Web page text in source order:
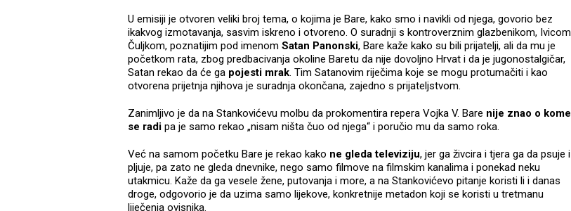
U emisiji je otvoren veliki broj tema, o kojima je Bare, kako smo i navikli od njega, govorio bez
ikakvog izmotavanja, sasvim iskreno i otvoreno. O suradnji s kontroverznim glazbenikom, Ivicom
Čuljkom, poznatijim pod imenom Satan Panonski, Bare kaže kako su bili prijatelji, ali da mu je
početkom rata, zbog predbacivanja okoline Baretu da nije dovoljno Hrvat i da je jugonostalgičar,
Satan rekao da će ga pojesti mrak. Tim Satanovim riječima koje se mogu protumačiti i kao
otvorena prijetnja njihova je suradnja okončana, zajedno s prijateljstvom.
Zanimljivo je da na Stankovićevu molbu da prokomentira repera Vojka V. Bare nije znao o kome
se radi pa je samo rekao „nisam ništa čuo od njega“ i poručio mu da samo roka.
Već na samom početku Bare je rekao kako ne gleda televiziju, jer ga živcira i tjera ga da psuje i
pljuje, pa zato ne gleda dnevnike, nego samo filmove na filmskim kanalima i ponekad neku
utakmicu. Kaže da ga vesele žene, putovanja i more, a na Stankovićevo pitanje koristi li i danas
droge, odgovorio je da uzima samo lijekove, konkretnije metadon koji se koristi u tretmanu
liječenja ovisnika.